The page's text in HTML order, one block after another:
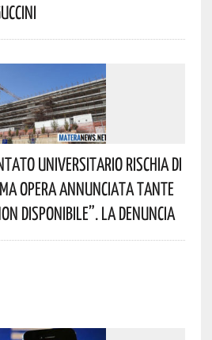
Universitario Rischia Di
Opera Annunciata Tante
Disponibile”. La Denuncia